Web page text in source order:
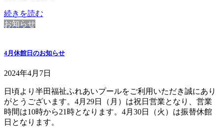
続きを読む
お知らせ
4月休館日のお知らせ
2024年4月7日
日頃より半田福祉ふれあいプールをご利用いただき誠にあり
がとうございます。4月29日（月）は祝日営業となり、営業
時間は10時から21時となります。4月30日（火）は振替休館
日となります。